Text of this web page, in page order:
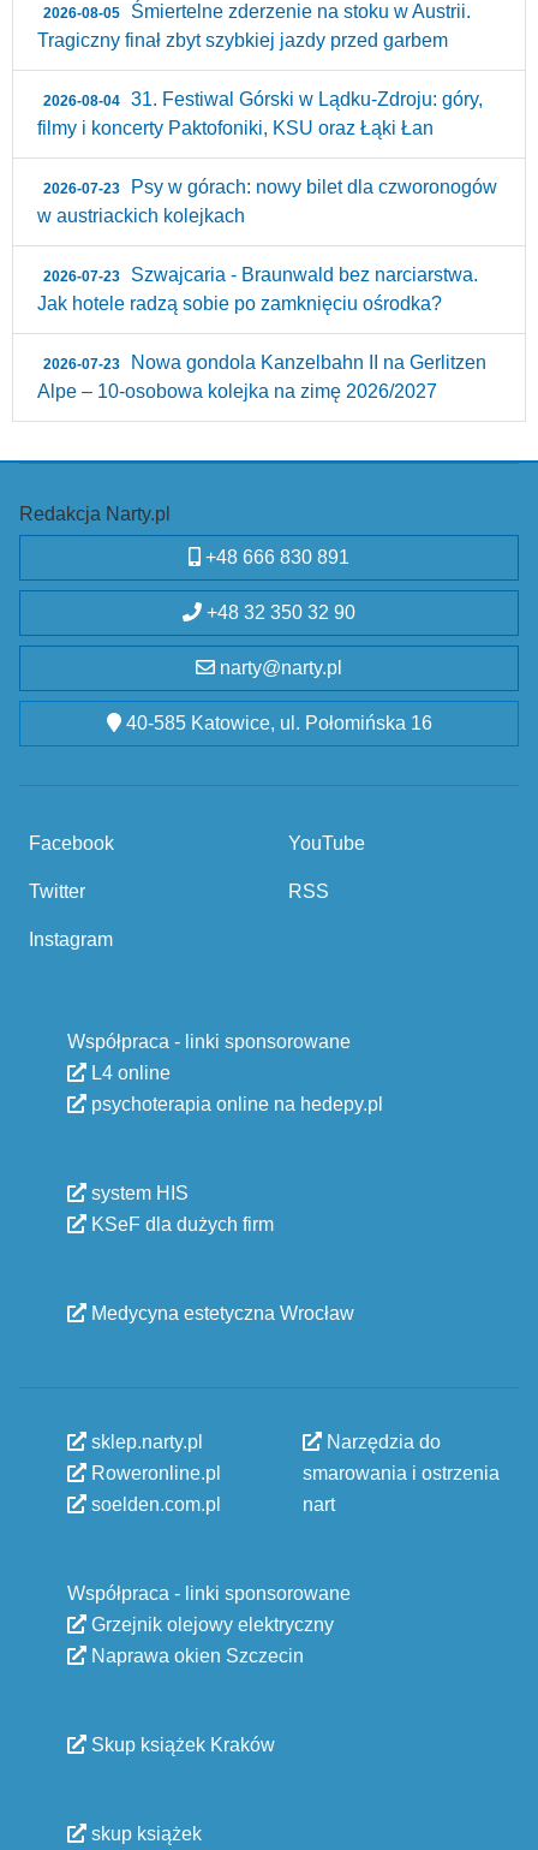
2026-08-05
Śmiertelne zderzenie na stoku w Austrii.
Tragiczny finał zbyt szybkiej jazdy przed garbem
2026-08-04
31. Festiwal Górski w Lądku-Zdroju: góry,
filmy i koncerty Paktofoniki, KSU oraz Łąki Łan
2026-07-23
Psy w górach: nowy bilet dla czworonogów
w austriackich kolejkach
2026-07-23
Szwajcaria - Braunwald bez narciarstwa.
Jak hotele radzą sobie po zamknięciu ośrodka?
2026-07-23
Nowa gondola Kanzelbahn II na Gerlitzen
Alpe – 10‑osobowa kolejka na zimę 2026/2027
Redakcja Narty.pl
+48 666 830 891
+48 32 350 32 90
narty@narty.pl
40-585 Katowice, ul. Połomińska 16
Facebook
Twitter
Instagram
YouTube
RSS
Współpraca - linki sponsorowane
L4 online
psychoterapia online na hedepy.pl
system HIS
KSeF dla dużych firm
Medycyna estetyczna Wrocław
sklep.narty.pl
Roweronline.pl
soelden.com.pl
Narzędzia do
smarowania i ostrzenia
nart
Współpraca - linki sponsorowane
Grzejnik olejowy elektryczny
Naprawa okien Szczecin
Skup książek Kraków
skup książek